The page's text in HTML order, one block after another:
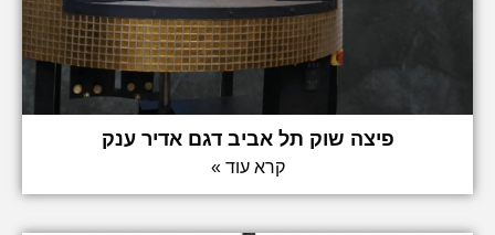
פיצה שוק תל אביב דגם אדיר ענק
קרא עוד »